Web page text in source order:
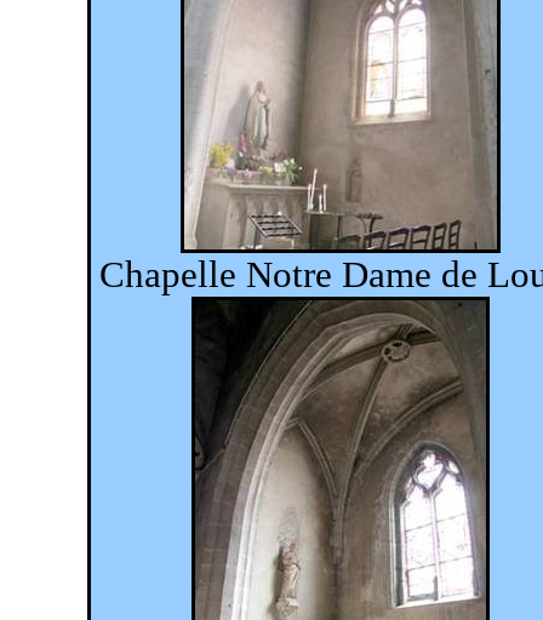
Chapelle Notre Dame de